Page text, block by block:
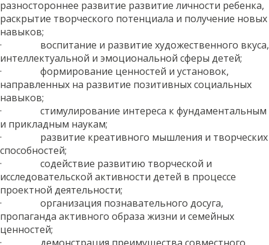
разностороннее развитие развитие личности ребенка,
раскрытие творческого потенциала и получение новых
навыков;
· воспитание и развитие художественного вкуса,
интеллектуальной и эмоциональной сферы детей;
· формирование ценностей и установок,
направленных на развитие позитивных социальных
навыков;
· стимулирование интереса к фундаментальным
и прикладным наукам;
· развитие креативного мышления и творческих
способностей;
· содействие развитию творческой и
исследовательской активности детей в процессе
проектной деятельности;
· организация познавательного досуга,
пропаганда активного образа жизни и семейных
ценностей;